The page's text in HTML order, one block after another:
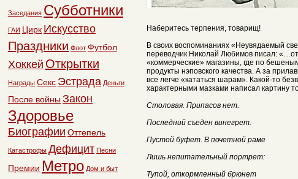
Наберитесь терпения, товарищ!
В своих воспоминаниях «Неувядаемый
переводчик Николай Любимов писал:
«коммерческие» магазины, где по
продукты нэповского качества. А за
все легче «кататься шарам». Какой-то
характерными мазками написал картину
Столовая. Припасов нет.
Последний съеден винегрет.
Пустой буфет. В почетной раме
Лишь непитательный портрет:
Тупой, откормленный брюнет
Заседания Субботники
ГАИ Цирк Искусство
Праздники Флот Футбол
Хоккей Открытки
Награды Секс Эстрада Деньги
После войны Закон
Здоровье
Биографии Оттепель
Катастрофы Дефицит Песни
Премии Метро Дом и быт